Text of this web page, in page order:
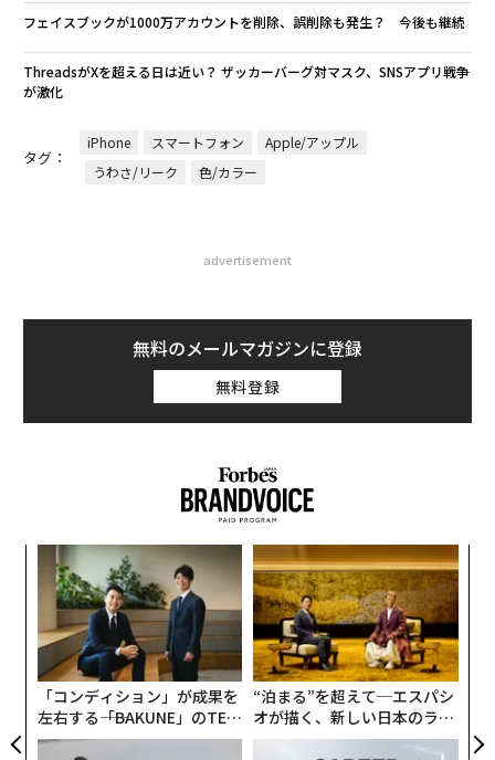
フェイスブックが1000万アカウントを削除、誤削除も発生？ 今後も継続
ThreadsがXを超える日は近い？ ザッカーバーグ対マスク、SNSアプリ戦争
が激化
タグ：
iPhone スマートフォン
Apple/アップル
うわさ/リーク
色/カラー
advertisement
無料のメールマガジンに登録
無料登録
「コンディション」が成果を
左右する――「BAKUNE」のTEN
TIALが支える「挑戦者の明
“泊まる”を超えて─エスパシ
オが描く、新しい日本のラグ
ジュアリー（中編）